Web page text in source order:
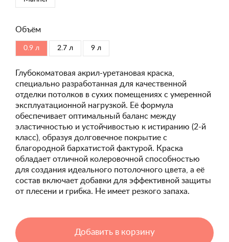
Объём
0.9 л 2.7 л 9 л
Глубокоматовая акрил-уретановая краска,
специально разработанная для качественной
отделки потолков в сухих помещениях с умеренной
эксплуатационной нагрузкой. Её формула
обеспечивает оптимальный баланс между
эластичностью и устойчивостью к истиранию (2-й
класс), образуя долговечное покрытие с
благородной бархатистой фактурой. Краска
обладает отличной колеровочной способностью
для создания идеального потолочного цвета, а её
состав включает добавки для эффективной защиты
от плесени и грибка. Не имеет резкого запаха.
Добавить в корзину